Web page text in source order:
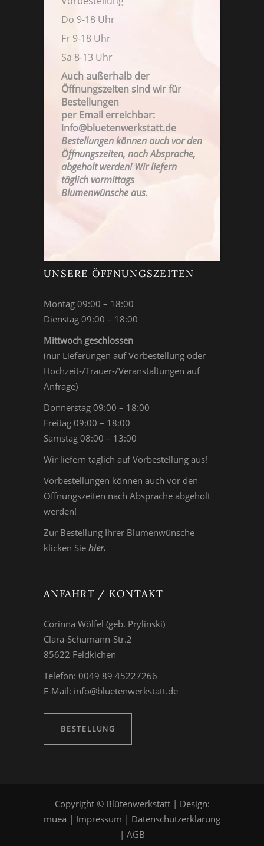
FAMILIENBETRIEB SEIT 1923
UNSERE ÖFFNUNGSZEITEN
Montag 09:00 – 18:00
Dienstag 09:00 – 18:00
Mittwoch geschlossen
(nur Lieferungen auf Vorbestellung oder
Hochzeit-/Trauer-/Veranstaltungen auf
Anfrage)
Donnerstag 09:00 – 18:00
Freitag 09:00 – 18:00
Samstag 08:00 – 13:00
Wir liefern täglich auf Vorbestellung aus!
Vorbestellungen können auch vor den
Öffnungszeiten nach Absprache abgeholt
werden!
Zur Bestellung Ihrer Blumenwünsche
klicken Sie hier.
ANFAHRT / KONTAKT
Corinna Wölfel (geb. Prylinski)
Clara-Schumann-Str.2
85622 Feldkichen
Telefon: 0049 89 45227266
E-Mail: info@bluetenwerkstatt.de
BESTELLUNG
Copyright © Blütenwerkstatt | Design:
muea | Impressum | Datenschutzerklärung
| AGB
Do 9-18 Uhr
Fr 9-18 Uhr
Sa 8-13 Uhr
Auch außerhalb der
Öffnungszeiten sind wir für
Bestellungen
per Email erreichbar:
info@bluetenwerkstatt.de
Bestellungen können auch vor den
Öffnungszeiten, nach Absprache,
abgeholt werden! Wir liefern
täglich vormittags
Blumenwünsche aus.